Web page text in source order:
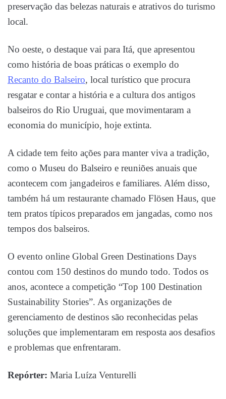
preservação das belezas naturais e atrativos do turismo
local.
No oeste, o destaque vai para Itá, que apresentou
como história de boas práticas o exemplo do
Recanto do Balseiro, local turístico que procura
resgatar e contar a história e a cultura dos antigos
balseiros do Rio Uruguai, que movimentaram a
economia do município, hoje extinta.
A cidade tem feito ações para manter viva a tradição,
como o Museu do Balseiro e reuniões anuais que
acontecem com jangadeiros e familiares. Além disso,
também há um restaurante chamado Flösen Haus, que
tem pratos típicos preparados em jangadas, como nos
tempos dos balseiros.
O evento online Global Green Destinations Days
contou com 150 destinos do mundo todo. Todos os
anos, acontece a competição “Top 100 Destination
Sustainability Stories”. As organizações de
gerenciamento de destinos são reconhecidas pelas
soluções que implementaram em resposta aos desafios
e problemas que enfrentaram.
Repórter: Maria Luíza Venturelli